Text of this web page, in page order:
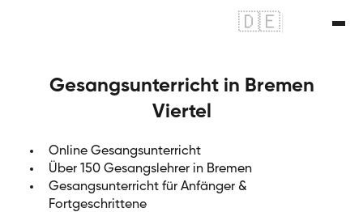
🇩🇪
Gesangsunterricht in Bremen
Viertel
Online Gesangsunterricht
Über 150 Gesangslehrer in Bremen
Gesangsunterricht für Anfänger &
Fortgeschrittene